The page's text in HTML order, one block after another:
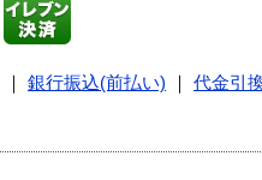
銀行振込(前払い) 代金引